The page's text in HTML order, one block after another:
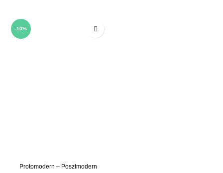
-10%
Protomodern – Posztmodern